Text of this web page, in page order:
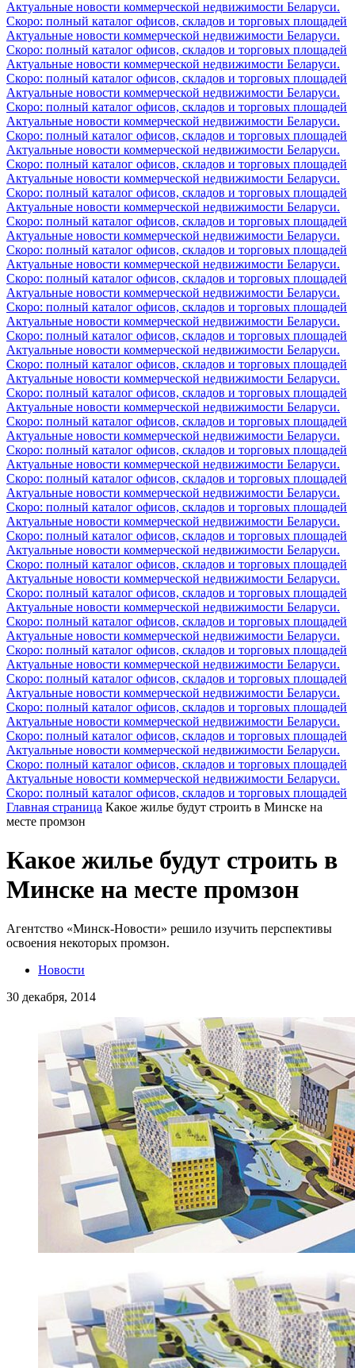
Актуальные новости коммерческой недвижимости Беларуси.
Скоро: полный каталог офисов, складов и торговых площадей
Актуальные новости коммерческой недвижимости Беларуси.
Скоро: полный каталог офисов, складов и торговых площадей
Актуальные новости коммерческой недвижимости Беларуси.
Скоро: полный каталог офисов, складов и торговых площадей
Актуальные новости коммерческой недвижимости Беларуси.
Скоро: полный каталог офисов, складов и торговых площадей
Актуальные новости коммерческой недвижимости Беларуси.
Скоро: полный каталог офисов, складов и торговых площадей
Актуальные новости коммерческой недвижимости Беларуси.
Скоро: полный каталог офисов, складов и торговых площадей
Актуальные новости коммерческой недвижимости Беларуси.
Скоро: полный каталог офисов, складов и торговых площадей
Актуальные новости коммерческой недвижимости Беларуси.
Скоро: полный каталог офисов, складов и торговых площадей
Актуальные новости коммерческой недвижимости Беларуси.
Скоро: полный каталог офисов, складов и торговых площадей
Актуальные новости коммерческой недвижимости Беларуси.
Скоро: полный каталог офисов, складов и торговых площадей
Актуальные новости коммерческой недвижимости Беларуси.
Скоро: полный каталог офисов, складов и торговых площадей
Актуальные новости коммерческой недвижимости Беларуси.
Скоро: полный каталог офисов, складов и торговых площадей
Актуальные новости коммерческой недвижимости Беларуси.
Скоро: полный каталог офисов, складов и торговых площадей
Актуальные новости коммерческой недвижимости Беларуси.
Скоро: полный каталог офисов, складов и торговых площадей
Актуальные новости коммерческой недвижимости Беларуси.
Скоро: полный каталог офисов, складов и торговых площадей
Актуальные новости коммерческой недвижимости Беларуси.
Скоро: полный каталог офисов, складов и торговых площадей
Актуальные новости коммерческой недвижимости Беларуси.
Скоро: полный каталог офисов, складов и торговых площадей
Актуальные новости коммерческой недвижимости Беларуси.
Скоро: полный каталог офисов, складов и торговых площадей
Актуальные новости коммерческой недвижимости Беларуси.
Скоро: полный каталог офисов, складов и торговых площадей
Актуальные новости коммерческой недвижимости Беларуси.
Скоро: полный каталог офисов, складов и торговых площадей
Актуальные новости коммерческой недвижимости Беларуси.
Скоро: полный каталог офисов, складов и торговых площадей
Актуальные новости коммерческой недвижимости Беларуси.
Скоро: полный каталог офисов, складов и торговых площадей
Актуальные новости коммерческой недвижимости Беларуси.
Скоро: полный каталог офисов, складов и торговых площадей
Актуальные новости коммерческой недвижимости Беларуси.
Скоро: полный каталог офисов, складов и торговых площадей
Актуальные новости коммерческой недвижимости Беларуси.
Скоро: полный каталог офисов, складов и торговых площадей
Актуальные новости коммерческой недвижимости Беларуси.
Скоро: полный каталог офисов, складов и торговых площадей
Актуальные новости коммерческой недвижимости Беларуси.
Скоро: полный каталог офисов, складов и торговых площадей
Актуальные новости коммерческой недвижимости Беларуси.
Скоро: полный каталог офисов, складов и торговых площадей
Главная страница Какое жилье будут строить в Минске на
месте промзон
Какое жилье будут строить в
Минске на месте промзон
Агентство «Минск-Новости» решило изучить перспективы
освоения некоторых промзон.
Новости
30 декабря, 2014